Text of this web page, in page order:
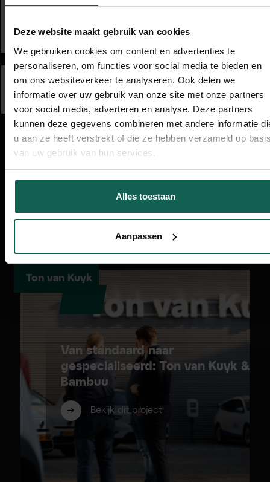
Deze website maakt gebruik van cookies
We gebruiken cookies om content en advertenties te
personaliseren, om functies voor social media te bieden en
om ons websiteverkeer te analyseren. Ook delen we
informatie over uw gebruik van onze site met onze partners
voor social media, adverteren en analyse. Deze partners
kunnen deze gegevens combineren met andere informatie
u aan ze heeft verstrekt of die ze hebben verzameld op
van uw gebruik van hun services.
Alles toestaan
Aanpassen
Jullie willen betergrip op het
wat doe je zelf?
Jullie willenjullie merk sterker en
herkenbaardermaken
Ervaringen van
opdrachtgevers.
Van standaard naar
gespecialiseerd: Ton van Kuyk &
Bambuu
Bekijk dit project
Ton van Kuyk